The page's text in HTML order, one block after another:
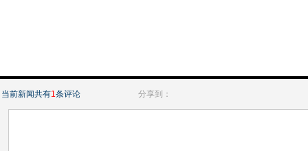
当前新闻共有1条评论 分享到：